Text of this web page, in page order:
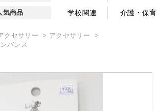
気商品 学校関連 介護・保育
クセサリー
アクセサリー
バンス